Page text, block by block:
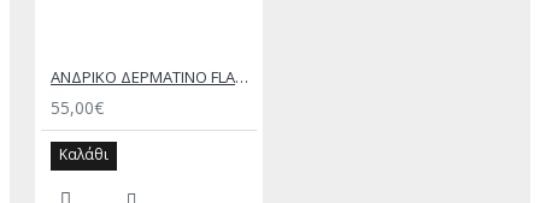
ΑΝΔΡΙΚΟ ΔΕΡΜΑΤΙΝΟ FLAT ΣΑΝΔΑΛΙ ΤΖΙΝ ΚΕΡΙ ΕΚΤΟΡΑΣ
55,00€
Καλάθι